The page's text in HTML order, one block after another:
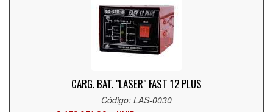
CARG. BAT. "LASER" FAST 12 PLUS
Código: LAS-0030